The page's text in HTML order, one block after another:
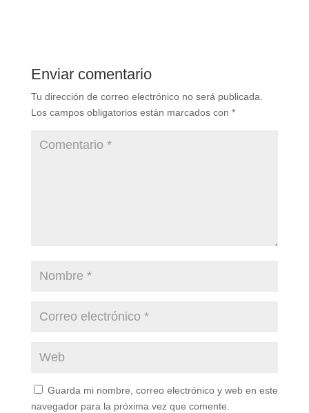
Enviar comentario
Tu dirección de correo electrónico no será publicada.
Los campos obligatorios están marcados con *
Guarda mi nombre, correo electrónico y web en este
navegador para la próxima vez que comente.